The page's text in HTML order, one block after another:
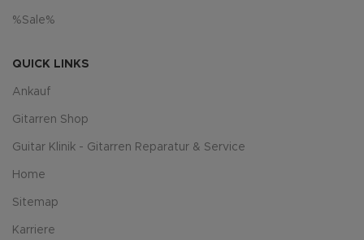
%Sale%
QUICK LINKS
Ankauf
Gitarren Shop
Guitar Klinik - Gitarren Reparatur & Service
Home
Sitemap
Karriere